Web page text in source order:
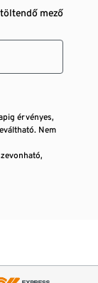
mező
érvényes,
Nem